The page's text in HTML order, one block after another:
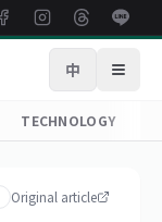
中 Open
TECHNOLOGY
Original article